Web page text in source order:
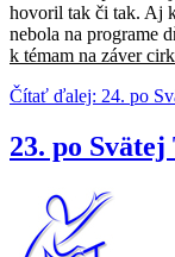
hovoril tak či tak. Aj
nebola na programe
k témam na záver
Čítať ďalej: 24. po
23. po